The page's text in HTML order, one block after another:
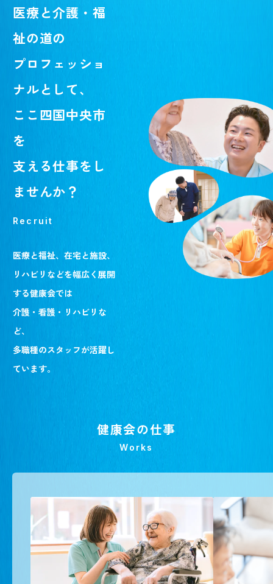
医療と介護・福
祉の道の
プロフェッショ
ナルとして、
ここ四国中央市
を
支える仕事をし
ませんか？
Recruit
医療と福祉、在宅と施設、
リハビリなどを幅広く展開
する健康会では
介護・看護・リハビリな
ど、
多職種のスタッフが活躍し
ています。
健康会の仕事
Works